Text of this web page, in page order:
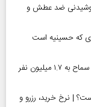
نوشیدنی ضد عطش و
که حسینیه است
آغاز رسمی برنامه‌های اربعین ۱۴۰۵ در مرز‌ها | ثبت‌نام سماح به ۱.۷ میلیون نفر
(س) در سال ۱۴۰۵ چقدر است؟ | نرخ خرید، رزرو و